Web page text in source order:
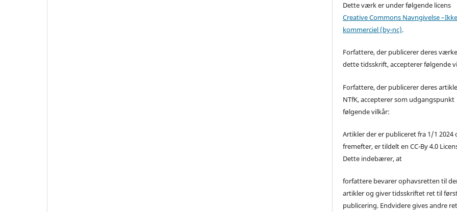
Dette værk er under følgende licens
Creative Commons Navngivelse
kommerciel (by-nc).
Forfattere, der publicerer deres
dette tidsskrift, accepterer følgende
Forfattere, der publicerer deres
NTfK, accepterer som udgangspunkt
følgende vilkår:
Artikler der er publiceret fra 1/1 2024
fremefter, er tildelt en CC-By 4.0
Dette indebærer, at
forfattere bevarer ophavsretten til
artikler og giver tidsskriftet ret til
publicering. Endvidere gives andre